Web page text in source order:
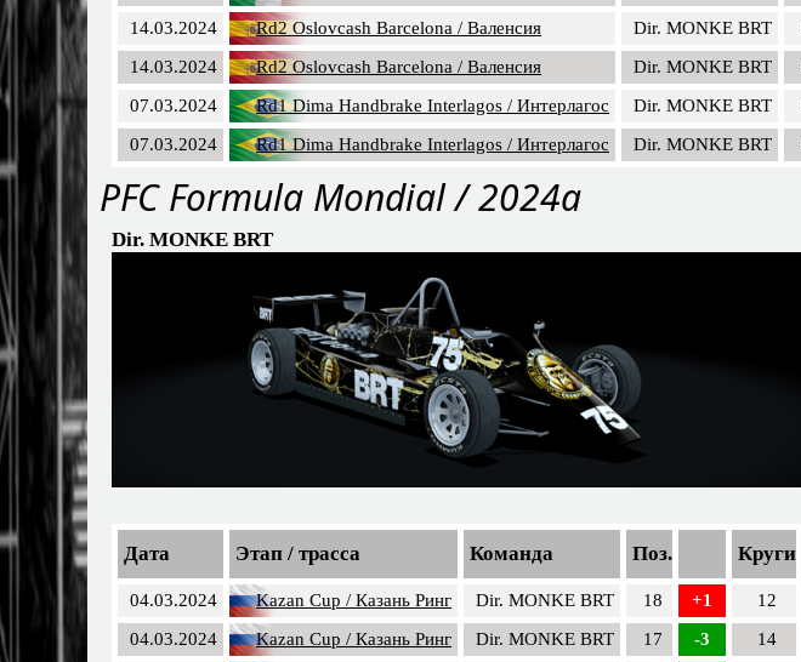
14.03.2024
Rd2 Oslovcash Barcelona / Валенсия Dir. MONKE BRT
14.03.2024
Rd2 Oslovcash Barcelona / Валенсия Dir. MONKE BRT
07.03.2024
Rd1 Dima Handbrake Interlagos / Интерлагос Dir. MONKE BRT
07.03.2024
Rd1 Dima Handbrake Interlagos / Интерлагос Dir. MONKE BRT
PFC Formula Mondial / 2024a
Dir. MONKE BRT
Дата Этап / трасса Команда Поз. Круги
04.03.2024 Kazan Cup / Казань Ринг Dir. MONKE BRT 18 +1 12
04.03.2024
Kazan Cup / Казань Ринг Dir. MONKE BRT 17 -3 14